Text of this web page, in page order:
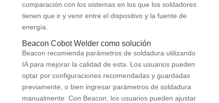
comparación con los sistemas en los que los soldadores
tienen que ir y venir entre el dispositivo y la fuente de
energía.
Beacon Cobot Welder como solución
Beacon recomienda parámetros de soldadura utilizando
IA para mejorar la calidad de esta. Los usuarios pueden
optar por configuraciones recomendadas y guardadas
previamente, o bien ingresar parámetros de soldadura
manualmente. Con Beacon, los usuarios pueden ajustar